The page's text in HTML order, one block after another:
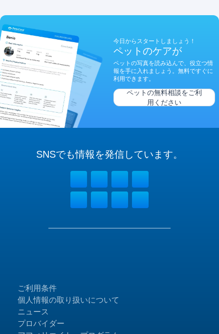
今日からスタートしましょう！
ペットのケアが
ペットの写真を読み込んで、役立つ情
報を手に入れましょう。無料ですぐに
利用できます。
ペットの無料相談をご利
用ください
ご利用条件
個人情報の取り扱いについて
ニュース
プロバイダー
SNSでも情報を発信しています。